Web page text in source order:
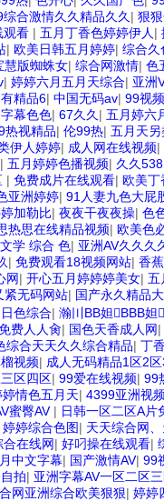
综合激情久久精品久久 | 狠
观看 | 五月丁香色婷婷伊人 |
| 欧美日韩五月婷婷| 综合久
慧版蜘蛛女| 综合网激情| 色
| 婷婷六月五月天综合| 亚洲
精品6| 中国无码av| 99视
幕色色| 67久久 | 五月婷六
热视精品| 伦99热| 五月天
伊人婷婷| 成人网在线视频|
| 五月婷婷色播视频| 久久538
| 免费成片在线观看| 欧美丁
亚洲婷婷| 91人妻九色大屁
加勒比| 夜夜干夜夜操| 色
热思在线精品视频| 欧美色
学 综合 色| 亚洲AV久久久
| 免费观看18视频网站| 香
网| 开心五月婷婷婷美女| 五
紧无码网站| 国产永久精品
色综合| 瀚〣BB妲BBB妲
费人人肏| 国色天香成人网|
综合天天久久综合精品| 丁
视频| 成人无码精品1区2
区四区| 99爱在线视频| 99
婷情色五月天| 4399亚洲视
蜜臀AV | 日韩一区二区A片
婷婷综合色图| 天天综合网
在线网| 好叼操在线观看|
中文字幕| 国产激情AV| 99
拍| 亚洲字幕AV一区二区
网亚洲综合欧美狠狠| 婷婷